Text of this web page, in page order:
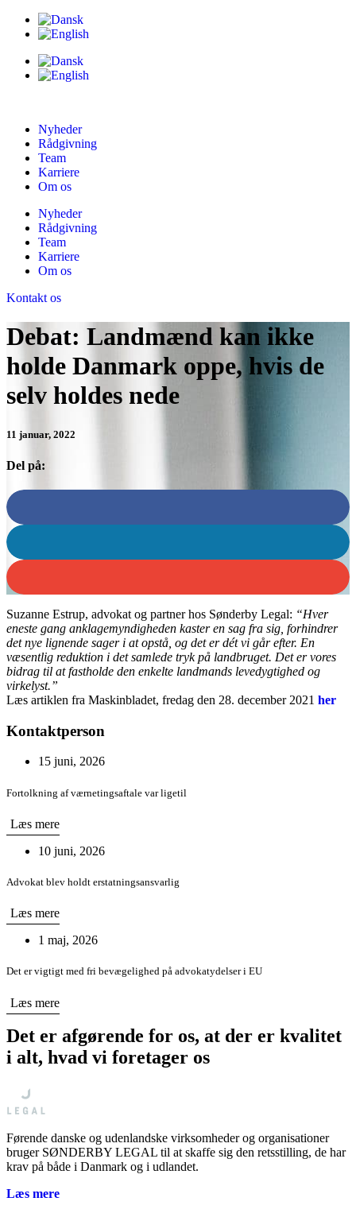
Nyheder
Rådgivning
Team
Karriere
Om os
Nyheder
Rådgivning
Team
Karriere
Om os
Kontakt os
Debat: Landmænd kan ikke
holde Danmark oppe, hvis de
selv holdes nede
11 januar, 2022
Del på:
Suzanne Estrup, advokat og partner hos Sønderby Legal: “Hver
eneste gang anklagemyndigheden kaster en sag fra sig, forhindrer
det nye lignende sager i at opstå, og det er dét vi går efter. En
væsentlig reduktion i det samlede tryk på landbruget. Det er vores
bidrag til at fastholde den enkelte landmands levedygtighed og
virkelyst.”
Læs artiklen fra Maskinbladet, fredag den 28. december 2021 her
Kontaktperson
15 juni, 2026
Fortolkning af værnetingsaftale var ligetil
Læs mere
10 juni, 2026
Advokat blev holdt erstatningsansvarlig
Læs mere
1 maj, 2026
Det er vigtigt med fri bevægelighed på advokatydelser i EU
Læs mere
Det er afgørende for os, at der er kvalitet
i alt, hvad vi foretager os
Førende danske og udenlandske virksomheder og organisationer
bruger SØNDERBY LEGAL til at skaffe sig den retsstilling, de har
krav på både i Danmark og i udlandet.
Læs mere